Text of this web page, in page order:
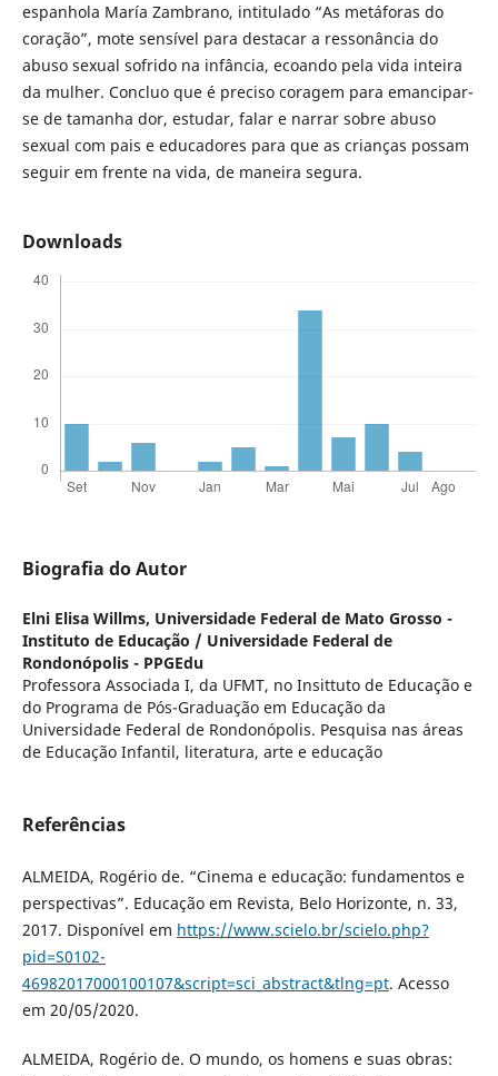
espanhola María Zambrano, intitulado “As metáforas do
coração”, mote sensível para destacar a ressonância do
abuso sexual sofrido na infância, ecoando pela vida inteira
da mulher. Concluo que é preciso coragem para emancipar-
se de tamanha dor, estudar, falar e narrar sobre abuso
sexual com pais e educadores para que as crianças possam
seguir em frente na vida, de maneira segura.
Downloads
Biografia do Autor
Elni Elisa Willms, Universidade Federal de Mato Grosso -
Instituto de Educação / Universidade Federal de
Rondonópolis - PPGEdu
Professora Associada I, da UFMT, no Insittuto de Educação e
do Programa de Pós-Graduação em Educação da
Universidade Federal de Rondonópolis. Pesquisa nas áreas
de Educação Infantil, literatura, arte e educação
Referências
ALMEIDA, Rogério de. “Cinema e educação: fundamentos e
perspectivas”. Educação em Revista, Belo Horizonte, n. 33,
2017. Disponível em https://www.scielo.br/scielo.php?
pid=S0102-
46982017000100107&script=sci_abstract&tlng=pt. Acesso
em 20/05/2020.
ALMEIDA, Rogério de. O mundo, os homens e suas obras: